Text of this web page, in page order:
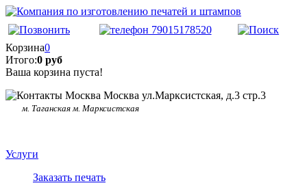
Корзина0
Итого:0 руб
Ваша корзина пуста!
Москва ул.Марксистская, д.3 стр.3
м. Таганская м. Марксистская
Услуги
Заказать печать